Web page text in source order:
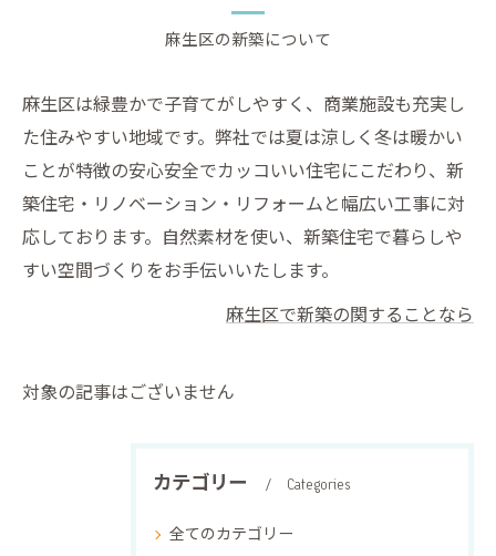
麻生区の新築について
麻生区は緑豊かで子育てがしやすく、商業施設も充実し
た住みやすい地域です。弊社では夏は涼しく冬は暖かい
ことが特徴の安心安全でカッコいい住宅にこだわり、新
築住宅・リノベーション・リフォームと幅広い工事に対
応しております。自然素材を使い、新築住宅で暮らしや
すい空間づくりをお手伝いいたします。
麻生区で新築の関することなら
対象の記事はございません
カテゴリー Categories
全てのカテゴリー